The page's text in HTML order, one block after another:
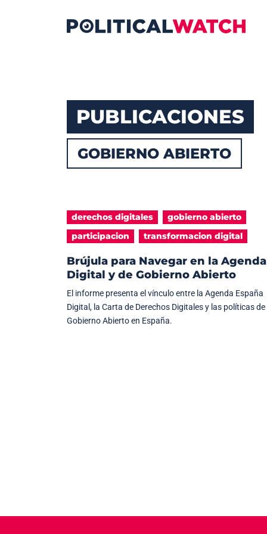
PUBLICACIONES
GOBIERNO ABIERTO
derechos digitales
gobierno abierto
participacion
transformacion digital
Brújula para Navegar en la Agenda
Digital y de Gobierno Abierto
El informe presenta el vínculo entre la Agenda España
Digital, la Carta de Derechos Digitales y las políticas de
Gobierno Abierto en España.